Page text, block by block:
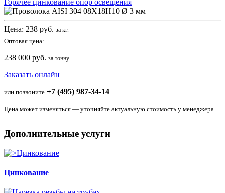
Цена: 238 руб. за кг.
Оптовая цена:
238 000 руб. за тонну
Заказать онлайн
или позвоните +7 (495) 987-34-14
Цена может изменяться — уточняйте актуальную стоимость у менеджера.
Дополнительные услуги
Цинкование